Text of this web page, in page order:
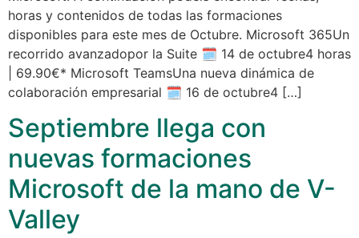
horas y contenidos de todas las formaciones
disponibles para este mes de Octubre. Microsoft 365Un
recorrido avanzadopor la Suite 🗓 14 de octubre4 horas
| 69.90€* Microsoft TeamsUna nueva dinámica de
colaboración empresarial 🗓 16 de octubre4 […]
Septiembre llega con
nuevas formaciones
Microsoft de la mano de V-
Valley